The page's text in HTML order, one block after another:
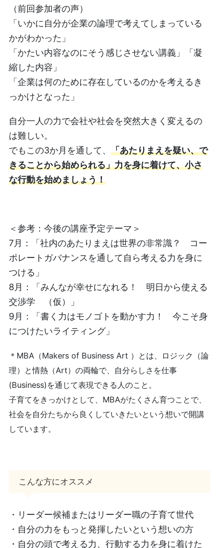
（前回参加者の声）
「いかに自分が企業の論理で考えてしまっている
かがわかった」
「かたい内容なのにそう感じさせない講義」「凝
縮した内容」
「企業は何のために存在しているのかを考えるき
っかけとなった」
自分一人の力で会社や社会を突然大きく変えるの
は難しい。
でもこの3か月を通して、 「あたりまえを疑い、で
きることから始められる」力を身に着けて、小さ
な行動を始めましょう！
＜参考：今後の講座予定テーマ＞
7月：「社内のあたりまえは世界の非常識？ コー
ポレートガバナンスを通して自ら考える力を身に
つける」
8月：「みんなが幸せになれる！ 明日から使える
交渉学 （仮）」
9月：「書く力はモノゴトを動かす力！ 今こそ身
につけたいライティング」
＊MBA（Makers of Business Art ）とは、ロジック（論
理）と情熱（Art）の両輪で、自分らしさを仕事
(Business)を通じて表現できる人のこと。
子育てをきっかけとして、MBAがたくさん育つことで、
社会を自分たちから良くしていきたいという想いで開講
しています。
こんな方にオススメ
・リーダー候補またはリーダー職の子育て世代
・自分の力をもっと発揮したいという想いの方
・自分の頭で考える力、行動する力を身に着けた